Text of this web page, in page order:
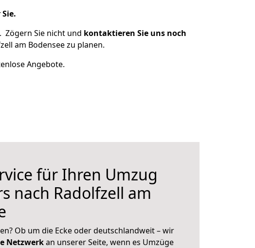
Zögern Sie nicht und kontaktieren Sie uns noch
am Bodensee zu planen.
Angebote.
für Ihren Umzug
nach Radolfzell am
Ob um die Ecke oder deutschlandweit – wir
Netzwerkan unserer Seite, wenn es Umzüge